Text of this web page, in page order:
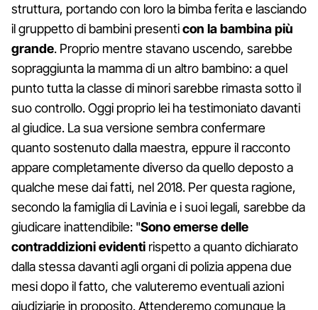
struttura, portando con loro la bimba ferita e lasciando
il gruppetto di bambini presenticon la bambina più
grande. Proprio mentre stavano uscendo, sarebbe
sopraggiunta la mamma di un altro bambino: a quel
punto tutta la classe di minori sarebbe rimasta sotto il
suo controllo. Oggi proprio lei ha testimoniato davanti
al giudice. La sua versione sembra confermare
quanto sostenuto dalla maestra, eppure il racconto
appare completamente diverso da quello deposto a
qualche mese dai fatti, nel 2018. Per questa ragione,
secondo la famiglia di Lavinia e i suoi legali, sarebbe da
giudicare inattendibile: "Sono emerse delle
contraddizioni evidenti rispetto a quanto dichiarato
dalla stessa davanti agli organi di polizia appena due
mesi dopo il fatto, che valuteremo eventuali azioni
giudiziarie in proposito. Attenderemo comunque la